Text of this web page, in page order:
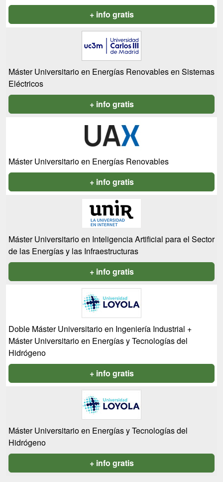
+ info gratis
Máster Universitario en Energías Renovables en Sistemas
Eléctricos
+ info gratis
Máster Universitario en Energías Renovables
+ info gratis
Máster Universitario en Inteligencia Artificial para el Sector
de las Energías y las Infraestructuras
+ info gratis
Doble Máster Universitario en Ingeniería Industrial +
Máster Universitario en Energías y Tecnologías del
Hidrógeno
+ info gratis
Máster Universitario en Energías y Tecnologías del
Hidrógeno
+ info gratis